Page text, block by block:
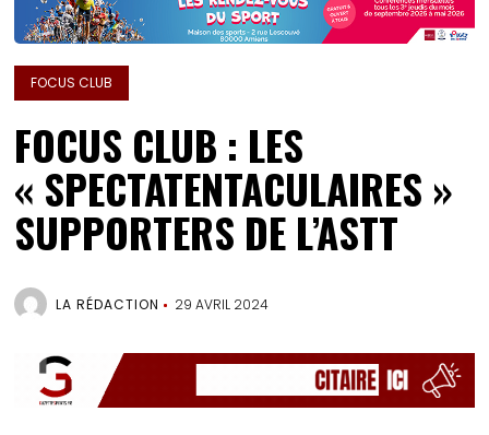
FOCUS CLUB
FOCUS CLUB : LES
« SPECTATENTACULAIRES »
SUPPORTERS DE L’ASTT
LA RÉDACTION 29 AVRIL 2024